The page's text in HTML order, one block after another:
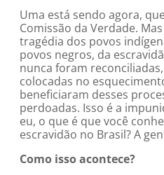
Uma está sendo agora,
Comissão da Verdade.
tragédia dos povos
povos negros, da
nunca foram
colocadas no
beneficiaram desses
perdoadas. Isso é a
eu, o que é que você
escravidão no Brasil? A
Como isso acontece?